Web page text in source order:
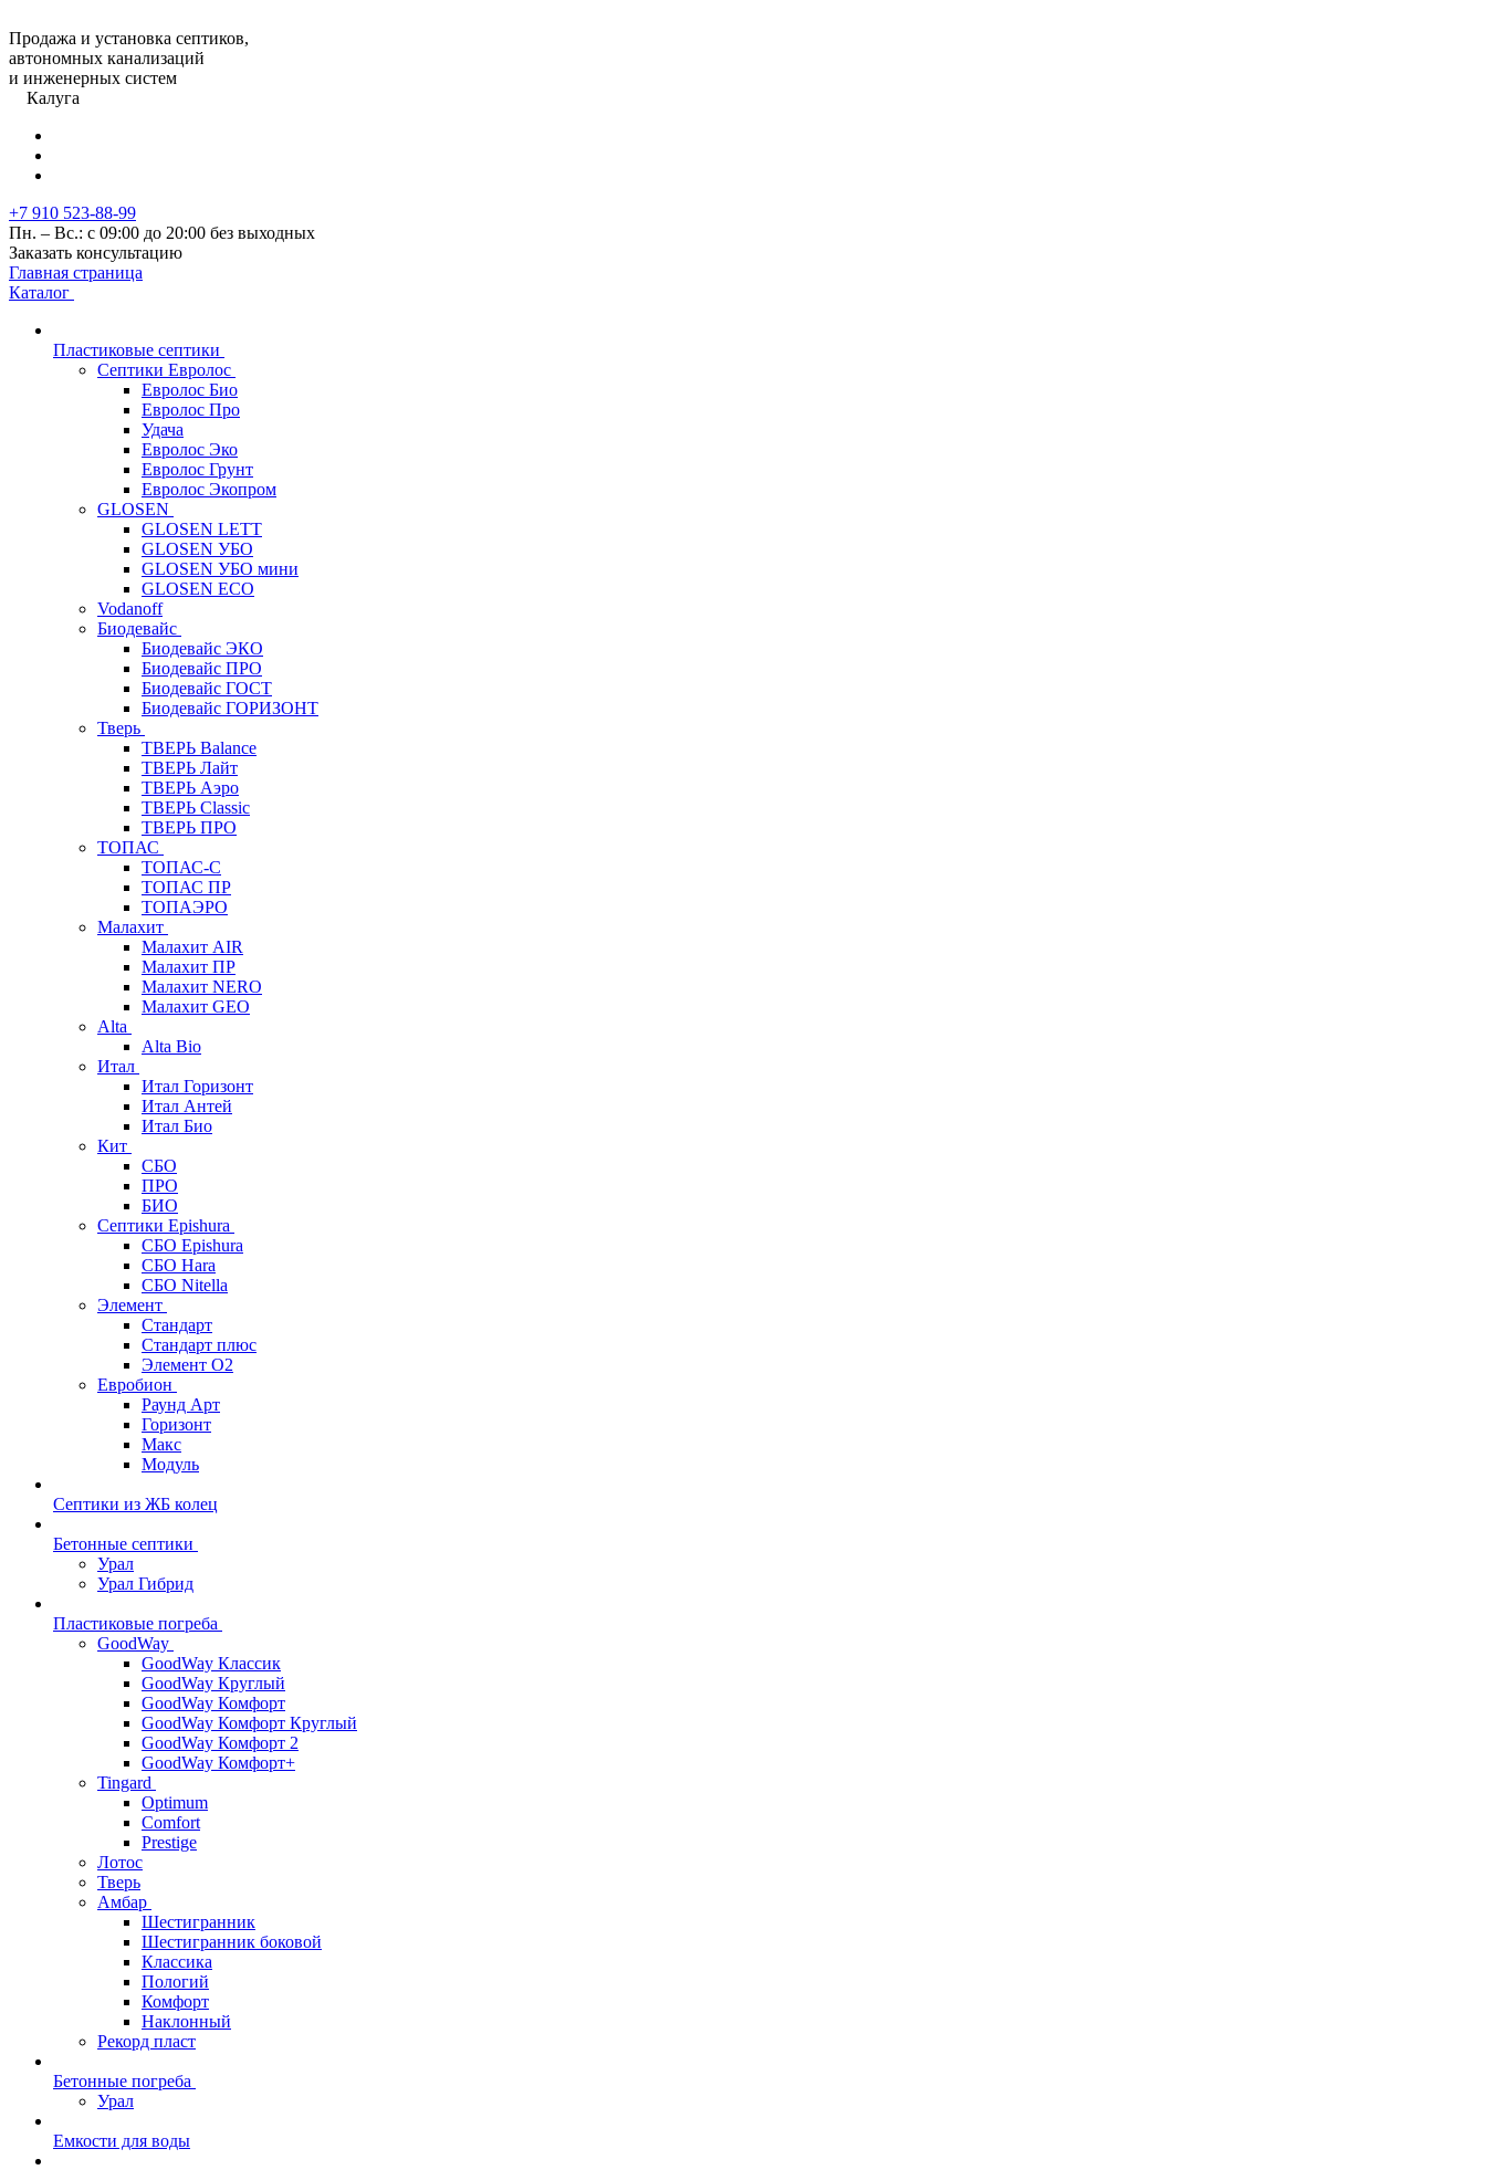
Продажа и установка септиков,
автономных канализаций
и инженерных систем
Калуга
+7 910 523-88-99
Пн. – Вс.: с 09:00 до 20:00 без выходных
Заказать консультацию
Главная страница
Каталог
Пластиковые септики
Септики Евролос
Евролос Био
Евролос Про
Удача
Евролос Эко
Евролос Грунт
Евролос Экопром
GLOSEN
GLOSEN LETT
GLOSEN УБО
GLOSEN УБО мини
GLOSEN ECO
Vodanoff
Биодевайс
Биодевайс ЭКО
Биодевайс ПРО
Биодевайс ГОСТ
Биодевайс ГОРИЗОНТ
Тверь
ТВЕРЬ Balance
ТВЕРЬ Лайт
ТВЕРЬ Аэро
ТВЕРЬ Classic
ТВЕРЬ ПРО
ТОПАС
ТОПАС-С
ТОПАС ПР
ТОПАЭРО
Малахит
Малахит AIR
Малахит ПР
Малахит NERO
Малахит GEO
Alta
Alta Bio
Итал
Итал Горизонт
Итал Антей
Итал Био
Кит
СБО
ПРО
БИО
Септики Epishura
СБО Epishura
СБО Hara
СБО Nitella
Элемент
Стандарт
Стандарт плюс
Элемент О2
Евробион
Раунд Арт
Горизонт
Макс
Модуль
Септики из ЖБ колец
Бетонные септики
Урал
Урал Гибрид
Пластиковые погреба
GoodWay
GoodWay Классик
GoodWay Круглый
GoodWay Комфорт
GoodWay Комфорт Круглый
GoodWay Комфорт 2
GoodWay Комфорт+
Tingard
Optimum
Comfort
Prestige
Лотос
Тверь
Амбар
Шестигранник
Шестигранник боковой
Классика
Пологий
Комфорт
Наклонный
Рекорд пласт
Бетонные погреба
Урал
Емкости для воды